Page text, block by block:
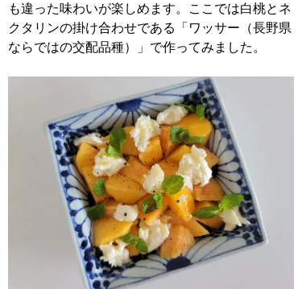
も違った味わいが楽しめます。ここでは白桃とネ
クタリンの掛け合わせである「ワッサー（長野県
ならではの交配品種）」で作ってみました。